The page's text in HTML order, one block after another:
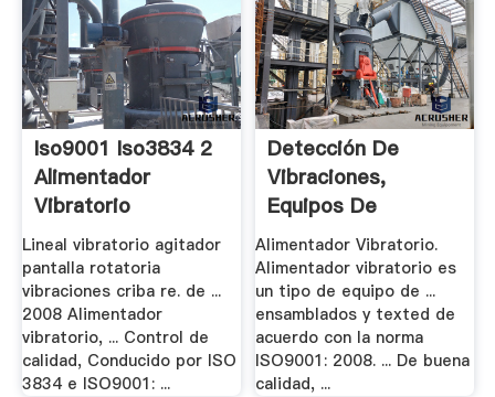
Iso9001 Iso3834 2
Alimentador
Vibratorio
Lineal vibratorio agitador
pantalla rotatoria
vibraciones criba re. de ...
2008 Alimentador
vibratorio, ... Control de
calidad, Conducido por ISO
3834 e ISO9001: ...
Detección De
Vibraciones,
Equipos De
Trituración .
Alimentador Vibratorio.
Alimentador vibratorio es
un tipo de equipo de ...
ensamblados y texted de
acuerdo con la norma
ISO9001: 2008. ... De buena
calidad, ...